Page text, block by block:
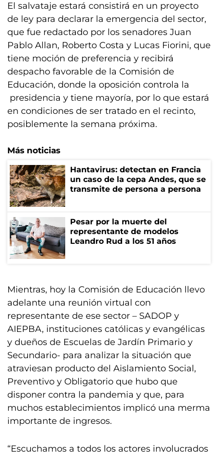
El salvataje estará consistirá en un proyecto
de ley para declarar la emergencia del sector,
que fue redactado por los senadores Juan
Pablo Allan, Roberto Costa y Lucas Fiorini, que
tiene moción de preferencia y recibirá
despacho favorable de la Comisión de
Educación, donde la oposición controla la
presidencia y tiene mayoría, por lo que estará
en condiciones de ser tratado en el recinto,
posiblemente la semana próxima.
Más noticias
Hantavirus: detectan en Francia
un caso de la cepa Andes, que se
transmite de persona a persona
Pesar por la muerte del
representante de modelos
Leandro Rud a los 51 años
Mientras, hoy la Comisión de Educación llevo
adelante una reunión virtual con
representante de ese sector – SADOP y
AIEPBA, instituciones católicas y evangélicas
y dueños de Escuelas de Jardín Primario y
Secundario- para analizar la situación que
atraviesan producto del Aislamiento Social,
Preventivo y Obligatorio que hubo que
disponer contra la pandemia y que, para
muchos establecimientos implicó una merma
importante de ingresos.
“Escuchamos a todos los actores involucrados